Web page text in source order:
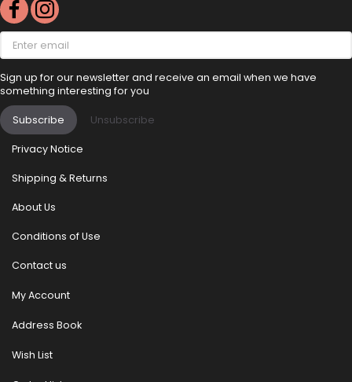
Enter
email
Sign up for our newsletter and receive an email when we have
something interesting for you
Subscribe Unsubscribe
Privacy Notice
Shipping & Returns
About Us
Conditions of Use
Contact us
My Account
Address Book
Wish List